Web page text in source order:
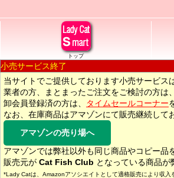
トップ
小売サービス終了
当サイトでご提供しております小売サービス
業者の方、まとまったご注文をご検討の方は、
卸会員登録済の方は、
タイムセールコーナー
なお、在庫商品はアマゾンにて販売継続して
アマゾンの売り場へ
アマゾンでは弊社以外も同じ商品やコピー品
販売元が Cat Fish Club となっている商品が
*Lady Catは、Amazonアソシエイトとして適格販売により収入